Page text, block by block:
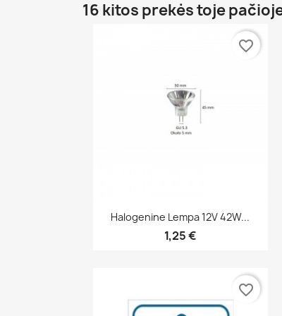
16 kitos prekės toje
Greita peržiūra
Halogenine Lempa 12V 42W...
1,25 €
favorite_border
favorite_border